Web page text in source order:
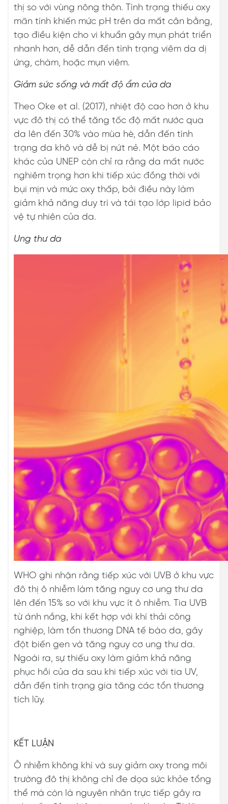
thị so với vùng nông thôn. Tình trạng thiếu oxy
mãn tính khiến mức pH trên da mất cân bằng,
tạo điều kiện cho vi khuẩn gây mụn phát triển
nhanh hơn, dễ dẫn đến tình trạng viêm da dị
ứng, chàm, hoặc mụn viêm.
Giảm sức sống và mất độ ẩm của da
Theo Oke et al. (2017), nhiệt độ cao hơn ở khu
vực đô thị có thể tăng tốc độ mất nước qua
da lên đến 30% vào mùa hè, dẫn đến tình
trạng da khô và dễ bị nứt nẻ. Một báo cáo
khác của UNEP còn chỉ ra rằng da mất nước
nghiêm trọng hơn khi tiếp xúc đồng thời với
bụi mịn và mức oxy thấp, bởi điều này làm
giảm khả năng duy trì và tái tạo lớp lipid bảo
vệ tự nhiên của da.
Ung thư da
WHO ghi nhận rằng tiếp xúc với UVB ở khu vực
đô thị ô nhiễm làm tăng nguy cơ ung thư da
lên đến 15% so với khu vực ít ô nhiễm. Tia UVB
từ ánh nắng, khi kết hợp với khí thải công
nghiệp, làm tổn thương DNA tế bào da, gây
đột biến gen và tăng nguy cơ ung thư da.
Ngoài ra, sự thiếu oxy làm giảm khả năng
phục hồi của da sau khi tiếp xúc với tia UV,
dẫn đến tình trạng gia tăng các tổn thương
tích lũy.
KẾT LUẬN
Ô nhiễm không khí và suy giảm oxy trong môi
trường đô thị không chỉ đe dọa sức khỏe tổng
thể mà còn là nguyên nhân trực tiếp gây ra